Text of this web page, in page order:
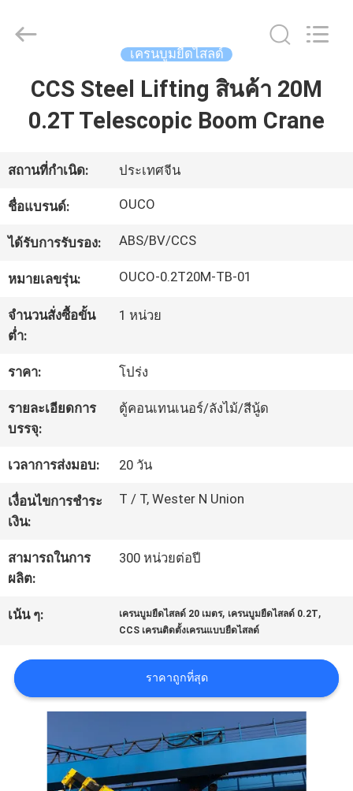
บ้าน
วิดีโอ
รายการ
เรา
ทัวร์
โรงงาน
การ
ควบคุม
คุณภาพ
INTERNATIONAL
GROUP
Reserved.
เครนบูมยืดไสลด์
CCS Steel Lifting สินค้า 20M
0.2T Telescopic Boom Crane
สถานที่กำเนิด: ประเทศจีน
ชื่อแบรนด์: OUCO
ได้รับการรับรอง: ABS/BV/CCS
หมายเลขรุ่น: OUCO-0.2T20M-TB-01
จำนวนสั่งซื้อขั้น
ต่ำ:
1 หน่วย
ราคา: โปร่ง
รายละเอียดการ
บรรจุ:
ตู้คอนเทนเนอร์/ลังไม้/สีนู้ด
เวลาการส่งมอบ: 20 วัน
เงื่อนไขการชำระ
เงิน:
T / T, Wester N Union
สามารถในการ
ผลิต:
300 หน่วยต่อปี
เน้น ๆ: เครนบูมยืดไสลด์ 20 เมตร, เครนบูมยืดไสลด์ 0.2T,
CCS เครนติดตั้งเครนแบบยืดไสลด์
ราคาถูกที่สุด